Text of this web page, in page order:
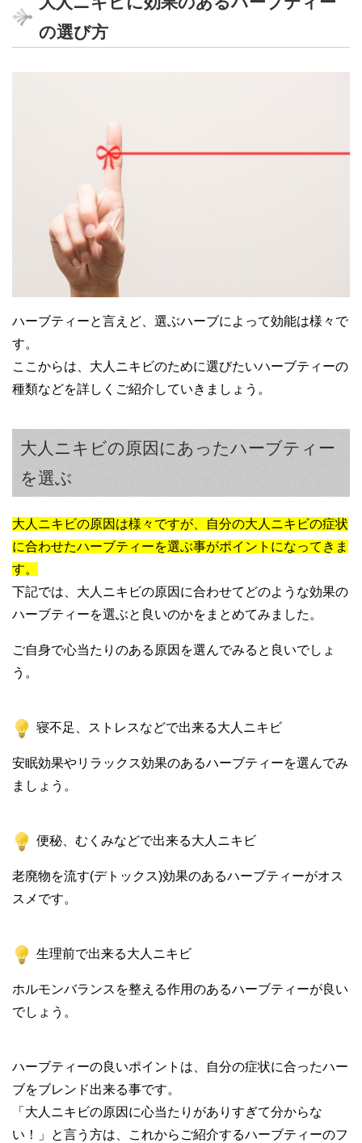
の選び方
ハーブティーと言えど、選ぶハーブによって効能は様々で
す。
ここからは、大人ニキビのために選びたいハーブティーの
種類などを詳しくご紹介していきましょう。
大人ニキビの原因にあったハーブティー
を選ぶ
大人ニキビの原因は様々ですが、自分の大人ニキビの症状
に合わせたハーブティーを選ぶ事がポイントになってきま
す。
下記では、大人ニキビの原因に合わせてどのような効果の
ハーブティーを選ぶと良いのかをまとめてみました。
ご自身で心当たりのある原因を選んでみると良いでしょ
う。
寝不足、ストレスなどで出来る大人ニキビ
安眠効果やリラックス効果のあるハーブティーを選んでみ
ましょう。
便秘、むくみなどで出来る大人ニキビ
老廃物を流す(デトックス)効果のあるハーブティーがオス
スメです。
生理前で出来る大人ニキビ
ホルモンバランスを整える作用のあるハーブティーが良い
でしょう。
ハーブティーの良いポイントは、自分の症状に合ったハー
ブをブレンド出来る事です。
「大人ニキビの原因に心当たりがありすぎて分からな
い！」と言う方は、これからご紹介するハーブティーのフ